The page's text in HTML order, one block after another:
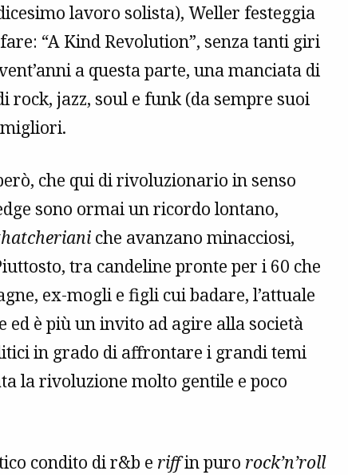
lavoro solista), Weller festeggia
“A Kind Revolution”, senza tanti giri
a questa parte, una manciata di
rock, jazz, soul e funk (da sempre suoi
che qui di rivoluzionario in senso
sono ormai un ricordo lontano,
che avanzano minacciosi,
tra candeline pronte per i 60 che
ex-mogli e figli cui badare, l’attuale
è più un invito ad agire alla società
in grado di affrontare i grandi temi
la rivoluzione molto gentile e poco
condito di r&b e riffin puro rock’n’roll